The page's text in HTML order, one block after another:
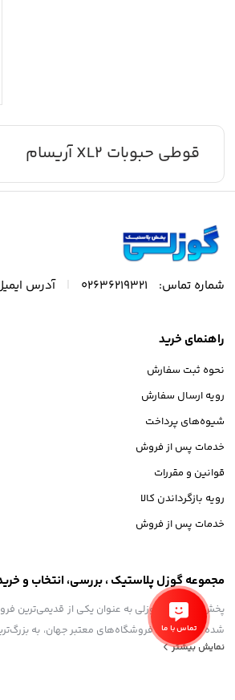
قوطی حبوبات XL2 آریسام
شماره تماس: 02636219321 آدرس
راهنمای خرید
نحوه ثبت سفارش
رویه ارسال سفارش
شیوه‌های پرداخت
خدمات پس از فروش
قوانین و مقررات
رویه بازگرداندن کالا
خدمات پس از فروش
مجموعه گوزل پلاستیک ، بررسی، انتخاب و
شده تا همگام با فروشگاه‌های معتبر جهان، به
و به ذهن شما خطور می‌کند در اینجا پیدا خواهید کرد.
نمایش بیشتر
تماس با ما